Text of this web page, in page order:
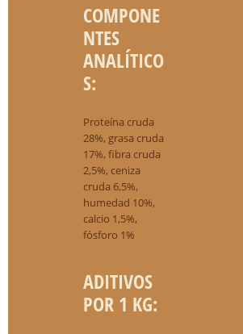
COMPONE
NTES
ANALÍTICO
S:
Proteína cruda
28%, grasa cruda
17%, fibra cruda
2,5%, ceniza
cruda 6,5%,
humedad 10%,
calcio 1,5%,
fósforo 1%
ADITIVOS
POR 1 KG: